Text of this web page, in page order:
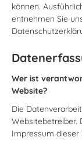
können.
entnehmen Sie
Wer ist
Website?
Die
Websitebetreiber.
Impressum